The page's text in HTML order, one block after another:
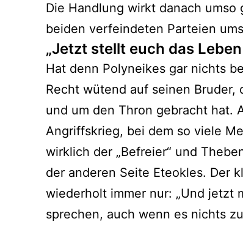
Die Handlung wirkt danach umso
beiden verfeindeten Parteien
„Jetzt stellt euch das
Hat denn Polyneikes gar nichts
Recht wütend auf seinen
und um den Thron gebracht hat.
Angriffskrieg, bei dem so viele
wirklich der „Befreier“ und
der anderen Seite Eteokles. Der
wiederholt immer nur: „Und jetzt
sprechen, auch wenn es nichts